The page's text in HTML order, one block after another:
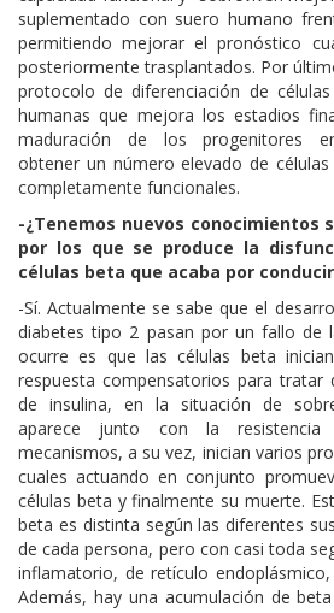
suplementado con suero humano
permitiendo mejorar el pronóstico
posteriormente trasplantados. Por
protocolo de diferenciación de
humanas que mejora los estadios
maduración de los progenitores
obtener un número elevado de
completamente funcionales.
-¿Tenemos nuevos conocimientos
por los que se produce la
células beta que acaba por
-Sí. Actualmente se sabe que el
diabetes tipo 2 pasan por un fallo de
ocurre es que las células beta
respuesta compensatorios para tratar
de insulina, en la situación de
aparece junto con la
mecanismos, a su vez, inician varios
cuales actuando en conjunto
células beta y finalmente su muerte.
beta es distinta según las diferentes
de cada persona, pero con casi toda
inflamatorio, de retículo
Además, hay una acumulación de